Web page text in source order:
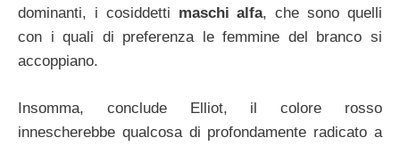
dominanti, i cosiddetti maschi alfa, che sono quelli
con i quali di preferenza le femmine del branco si
accoppiano.
Insomma, conclude Elliot, il colore rosso
innescherebbe qualcosa di profondamente radicato a